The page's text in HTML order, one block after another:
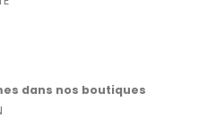
dans nos boutiques